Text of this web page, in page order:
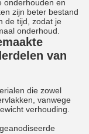
onderhouden en
zijn beter bestand
de tijd, zodat je
onderhoud.
van
die zowel
vanwege
verhouding.